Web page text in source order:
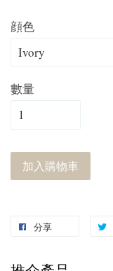
顔色
數量
加入購物車
分享